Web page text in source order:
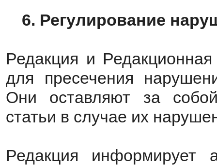
6. Регулирование
Редакция и
для пресечения
Они оставляют за
статьи в случае их
Редакция информирует